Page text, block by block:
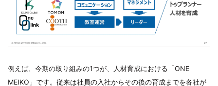
例えば、今期の取り組みの1つが、人材育成における「ONE
MEIKO」です。従来は社員の入社からその後の育成までを各社が